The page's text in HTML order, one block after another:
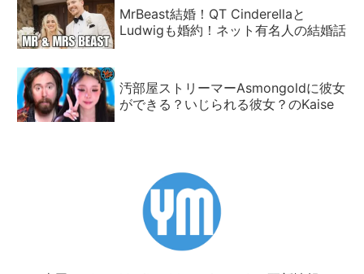
MrBeast結婚！QT Cinderellaと
Ludwigも婚約！ネット有名人の結婚話
汚部屋ストリーマーAsmongoldに彼女
ができる？いじられる彼女？のKaise